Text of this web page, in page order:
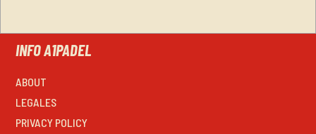
INFO A1PADEL
ABOUT
LEGALES
PRIVACY POLICY